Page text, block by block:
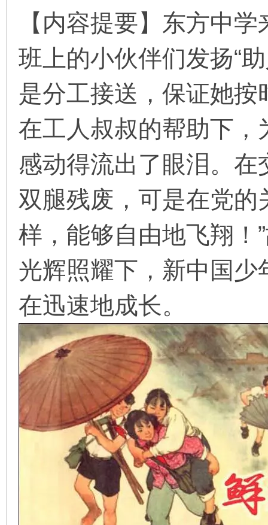
【内容提要】东方中
班上的小伙伴们发扬“
是分工接送，保证她
在工人叔叔的帮助下
感动得流出了眼泪。在
双腿残废，可是在党
样，能够自由地飞翔！
光辉照耀下，新中国
在迅速地成长。